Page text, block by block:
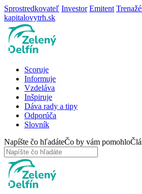
Sprostredkovateľ Investor Emitent
kapitalovytrh.sk
Scoruje
Informuje
Vzdeláva
Inšpiruje
Dáva rady a tipy
Odporúča
Slovník
Napíšte čo hľadáteČo by vám pomohlo